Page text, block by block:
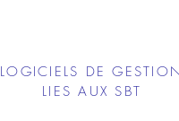
LOGICIELS DE
LIES AUX SBT